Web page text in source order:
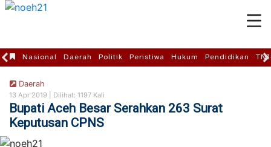
Nasional Daerah Politik Peristiwa Hukum Pendidikan
Daerah
13 Apr 2019 | Dilihat: 1197 Kali
Bupati Aceh Besar Serahkan 263 Surat
Keputusan CPNS